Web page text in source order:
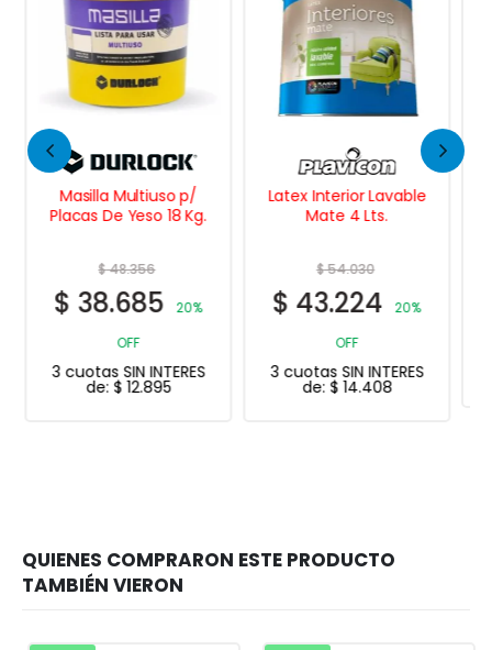
Latex Interior Lavable
Mate 4 Lts.
$54.030
$43.224
20%
OFF
3 cuotas SIN INTERES
de:$14.408
Repara Paredes
S.O.S. 20 Ml.
$7.931
$ 6.345 20% OFF
3 cuotas SIN INTERES
de:$